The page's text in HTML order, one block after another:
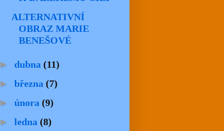
ALTERNATIVNÍ
OBRAZ MARIE
BENEŠOVÉ
► dubna (11)
► března (7)
► února (9)
► ledna (8)